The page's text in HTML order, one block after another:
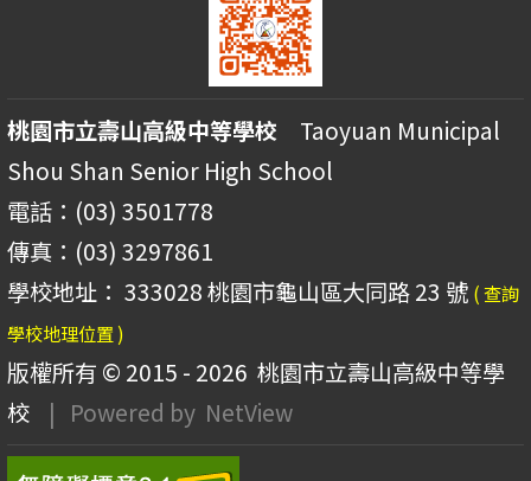
桃園市立壽山高級中等學校 Taoyuan Municipal
Shou Shan Senior High School
電話：(03) 3501778
傳真：(03) 3297861
學校地址： 333028 桃園市龜山區大同路 23 號 ( 查詢
學校地理位置 )
版權所有 © 2015 - 2026 桃園市立壽山高級中等學
校
| Powered by NetView